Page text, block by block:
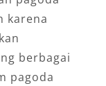
karena
berbagai
pagoda